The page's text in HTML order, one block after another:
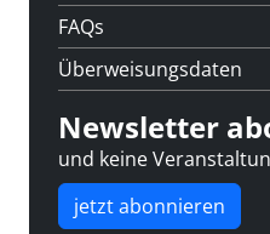
FAQs
Überweisungsdaten
Newsletter
und keine
jetzt abonnieren